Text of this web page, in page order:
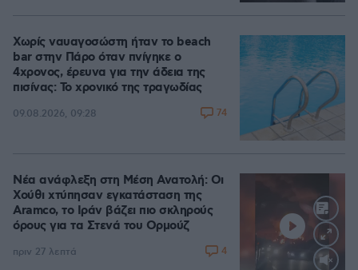
Χωρίς ναυαγοσώστη ήταν το beach
bar στην Πάρο όταν πνίγηκε ο
4χρονος, έρευνα για την άδεια της
πισίνας: Το χρονικό της τραγωδίας
09.08.2026, 09:28 74
Νέα ανάφλεξη στη Μέση Ανατολή: Οι
Χούθι χτύπησαν εγκατάσταση της
Aramco, το Ιράν βάζει πιο σκληρούς
όρους για τα Στενά του Ορμούζ
πριν 27 λεπτά 4